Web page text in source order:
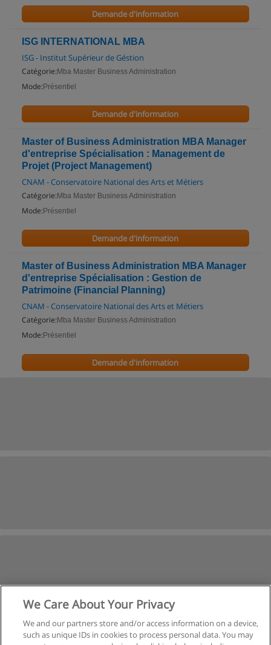
Demande d'information
ISG INTERNATIONAL MBA
ISG - Institut Supérieur de Géstion
Catégorie: Mba Master Business Administration
Mode: Présentiel
Demande d'information
Master of Business Administration MBA Manager
d'entreprise Spécialisation : Management de
Projet (Project Management)
CNAM - Conservatoire National des Arts et Métiers
Catégorie: Mba Master Business Administration
Mode: Présentiel
Demande d'information
Master of Business Administration MBA Manager
d'entreprise Spécialisation : Gestion de
Patrimoine (Financial Planning)
CNAM - Conservatoire National des Arts et Métiers
Catégorie: Mba Master Business Administration
Mode: Présentiel
Demande d'information
Suivant
We Care About Your Privacy
We and our partners store and/or access information on a device,
such as unique IDs in cookies to process personal data. You may